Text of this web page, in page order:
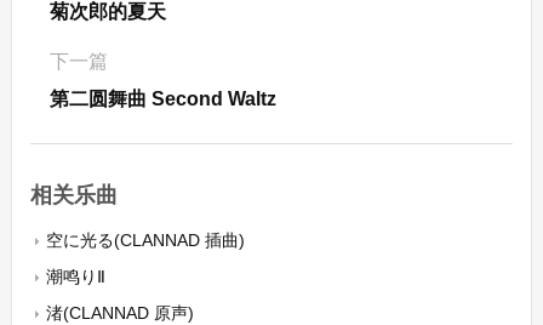
菊次郎的夏天
下一篇
第二圆舞曲 Second Waltz
相关乐曲
空に光る(CLANNAD 插曲)
潮鸣りⅡ
渚(CLANNAD 原声)